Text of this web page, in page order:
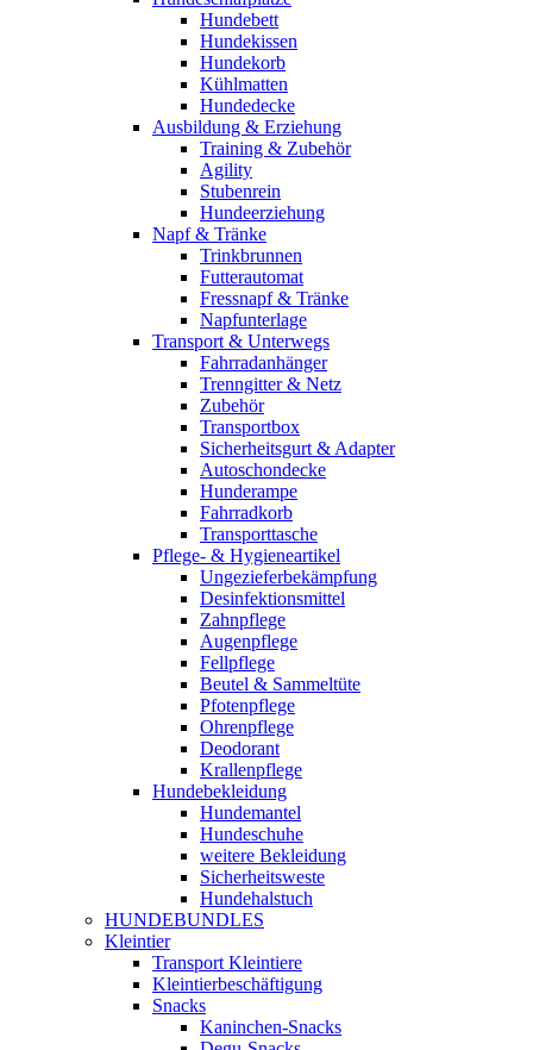
Hundebett
Hundekissen
Hundekorb
Kühlmatten
Hundedecke
Ausbildung & Erziehung
Training & Zubehör
Agility
Stubenrein
Hundeerziehung
Napf & Tränke
Trinkbrunnen
Futterautomat
Fressnapf & Tränke
Napfunterlage
Transport & Unterwegs
Fahrradanhänger
Trenngitter & Netz
Zubehör
Transportbox
Sicherheitsgurt & Adapter
Autoschondecke
Hunderampe
Fahrradkorb
Transporttasche
Pflege- & Hygieneartikel
Ungezieferbekämpfung
Desinfektionsmittel
Zahnpflege
Augenpflege
Fellpflege
Beutel & Sammeltüte
Pfotenpflege
Ohrenpflege
Deodorant
Krallenpflege
Hundebekleidung
Hundemantel
Hundeschuhe
weitere Bekleidung
Sicherheitsweste
Hundehalstuch
HUNDEBUNDLES
Kleintier
Transport Kleintiere
Kleintierbeschäftigung
Snacks
Kaninchen-Snacks